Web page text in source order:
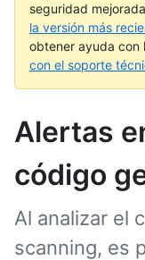
seguridad
la versión más
obtener ayuda con
con el soporte
Alertas
código
Al analizar el
scanning, es